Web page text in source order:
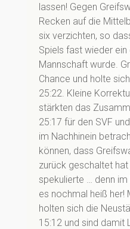
lassen! Gegen
Recken auf die
six verzichten, so
Spiels fast wieder
Mannschaft wurde.
Chance und holte
25:22. Kleine
stärkten das
25:17 für den SVF
im Nachhinein
können, dass
zurück geschaltet
spekulierte … denn
es nochmal heiß her!
holten sich die
15:12 und sind damit